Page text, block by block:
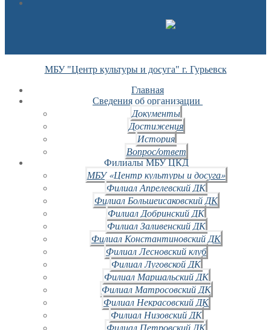
МБУ "Центр культуры и досуга" г. Гурьевск
Главная
Сведения об организации
Документы
Достижения
История
Вопрос/ответ
Филиалы МБУ ЦКД
МБУ «Центр культуры и досуга»
Филиал Апрелевский ДК
Филиал Большеисаковский ДК
Филиал Добринский ДК
Филиал Заливенский ДК
Филиал Константиновский ДК
Филиал Лесновский клуб
Филиал Луговской ДК
Филиал Маршальский ДК
Филиал Матросовский ДК
Филиал Некрасовский ДК
Филиал Низовский ДК